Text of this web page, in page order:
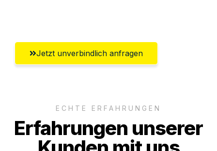
Jetzt unverbindlich anfragen
ECHTE ERFAHRUNGEN
Erfahrungen unserer